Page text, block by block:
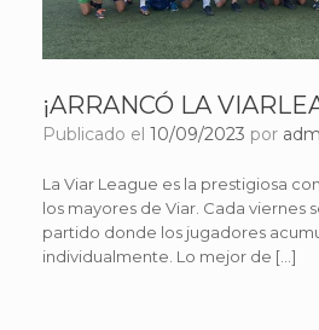
¡ARRANCÓ LA
Publicado el 10/09/2023 por
La Viar League es la prestigiosa
los mayores de Viar. Cada viernes
partido donde los jugadores
individualmente. Lo mejor de […]